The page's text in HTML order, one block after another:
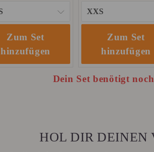
Zum Set
hinzufügen
Zum Set
hinzufügen
Dein Set benötigt
HOL DIR DEINEN